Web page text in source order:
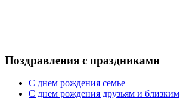
Поздравления с праздниками
С днем рождения семье
С днем рождения друзьям и близким